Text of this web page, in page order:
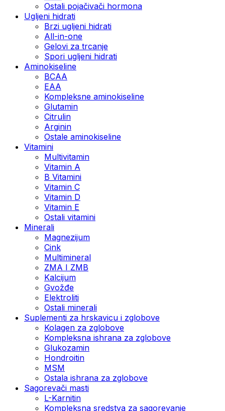
Ostali pojačivači hormona
Ugljeni hidrati
Brzi ugljeni hidrati
All-in-one
Gelovi za trcanje
Spori ugljeni hidrati
Aminokiseline
BCAA
ЕАА
Kompleksne aminokiseline
Glutamin
Citrulin
Arginin
Ostale aminokiseline
Vitamini
Multivitamin
Vitamin A
B Vitamini
Vitamin C
Vitamin D
Vitamin E
Ostali vitamini
Minerali
Magnezijum
Cink
Multimineral
ZMA I ZMB
Kalcijum
Gvožđe
Elektroliti
Ostali minerali
Suplementi za hrskavicu i zglobove
Kolagen za zglobove
Kompleksna ishrana za zglobove
Glukozamin
Hondroitin
MSM
Ostala ishrana za zglobove
Sagorevači masti
L-Karnitin
Kompleksna sredstva za sagorevanje